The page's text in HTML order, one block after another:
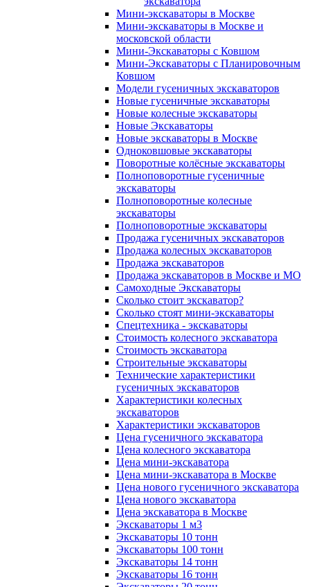
Мини-экскаваторы в Москве
Мини-экскаваторы в Москве и
московской области
Мини-Экскаваторы с Ковшом
Мини-Экскаваторы с Планировочным
Ковшом
Модели гусеничных экскаваторов
Новые гусеничные экскаваторы
Новые колесные экскаваторы
Новые Экскаваторы
Новые экскаваторы в Москве
Одноковшовые экскаваторы
Поворотные колёсные экскаваторы
Полноповоротные гусеничные
экскаваторы
Полноповоротные колесные
экскаваторы
Полноповоротные экскаваторы
Продажа гусеничных экскаваторов
Продажа колесных экскаваторов
Продажа экскаваторов
Продажа экскаваторов в Москве и МО
Самоходные Экскаваторы
Сколько стоит экскаватор?
Сколько стоят мини-экскаваторы
Спецтехника - экскаваторы
Стоимость колесного экскаватора
Стоимость экскаватора
Строительные экскаваторы
Технические характеристики
гусеничных экскаваторов
Характеристики колесных
экскаваторов
Характеристики экскаваторов
Цена гусеничного экскаватора
Цена колесного экскаватора
Цена мини-экскаватора
Цена мини-экскаватора в Москве
Цена нового гусеничного экскаватора
Цена нового экскаватора
Цена экскаватора в Москве
Экскаваторы 1 м3
Экскаваторы 10 тонн
Экскаваторы 100 тонн
Экскаваторы 14 тонн
Экскаваторы 16 тонн